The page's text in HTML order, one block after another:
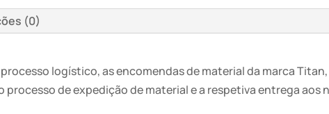
Naval
-
0,75L
(0)
logístico, as encomendas de material da marca
de expedição de material e a respetiva entrega aos